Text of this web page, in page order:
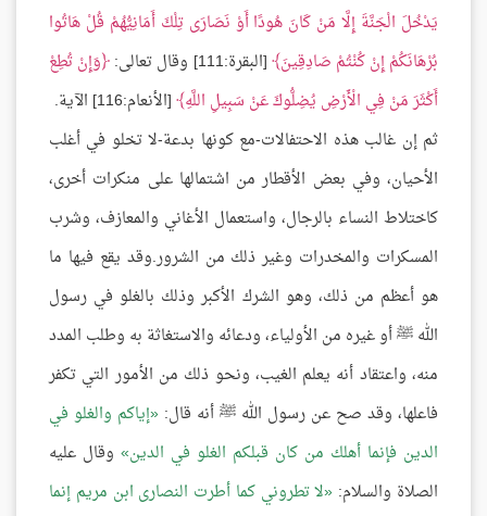
يَدْخُلَ الْجَنَّةَ إِلَّا مَنْ كَانَ هُودًا أَوْ نَصَارَى تِلْكَ أَمَانِيُّهُمْ قُلْ هَاتُوا
بُرْهَانَكُمْ إِنْ كُنْتُمْ صَادِقِينَ [البقرة:111] وقال تعالى:
وَإِنْ تُطِعْ
أَكْثَرَ مَنْ فِي الْأَرْضِ يُضِلُّوكَ عَنْ سَبِيلِ اللَّهِ [الأنعام:116] الآية.
ثم إن غالب هذه الاحتفالات-مع كونها بدعة-لا تخلو في أغلب
الأحيان، وفي بعض الأقطار من اشتمالها على منكرات أخرى،
كاختلاط النساء بالرجال، واستعمال الأغاني والمعازف، وشرب
المسكرات والمخدرات وغير ذلك من الشرور.وقد يقع فيها ما
هو أعظم من ذلك، وهو الشرك الأكبر وذلك بالغلو في رسول
الله ﷺ أو غيره من الأولياء، ودعائه والاستغاثة به وطلب المدد
منه، واعتقاد أنه يعلم الغيب، ونحو ذلك من الأمور التي تكفر
فاعلها، وقد صح عن رسول الله ﷺ أنه قال: إياكم والغلو في
الدين فإنما أهلك من كان قبلكم الغلو في الدين وقال عليه
الصلاة والسلام: لا تطروني كما أطرت النصارى ابن مريم إنما